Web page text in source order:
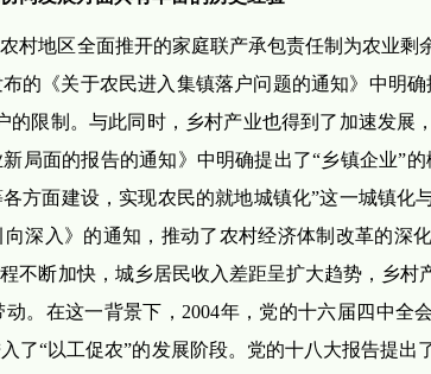
村地区全面推开的家庭联产承包责任制为农业
的《关于农民进入集镇落户问题的通知》中明
的限制。与此同时，乡村产业也得到了加速发展
局面的报告的通知》中明确提出了“乡镇企业”
方面建设，实现农民的就地城镇化”这一城镇化
深入》的通知，推动了农村经济体制改革的深
不断加快，城乡居民收入差距呈扩大趋势，乡村
。在这一背景下，2004年，党的十六届四中全
了“以工促农”的发展阶段。党的十八大报告提出